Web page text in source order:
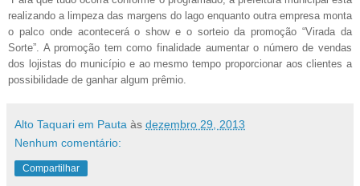
realizando a limpeza das margens do lago enquanto outra empresa monta
o palco onde acontecerá o show e o sorteio da promoção “Virada da
Sorte”. A promoção tem como finalidade aumentar o número de vendas
dos lojistas do município e ao mesmo tempo proporcionar aos clientes a
possibilidade de ganhar algum prêmio.
Alto Taquari em Pauta às dezembro 29, 2013
Nenhum comentário:
Compartilhar